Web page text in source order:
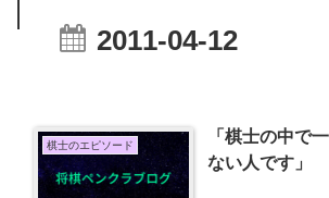
2011-04-12
棋士のエピソード
「棋士の中で
ない人です」